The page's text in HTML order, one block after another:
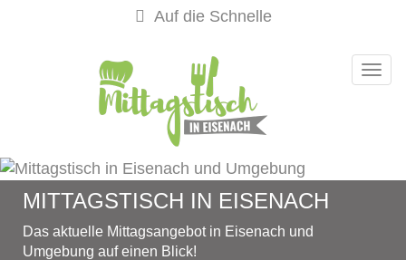
Auf die Schnelle
MITTAGSTISCH IN EISENACH
Das aktuelle Mittagsangebot in Eisenach und
Umgebung auf einen Blick!